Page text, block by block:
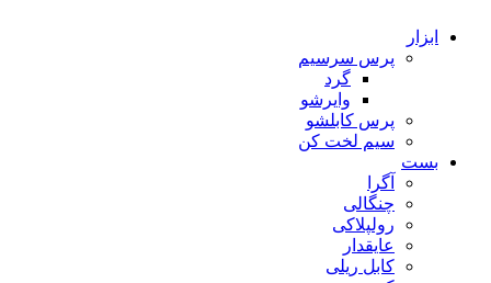
ابزار
پرس سرسیم
گرد
وایرشو
پرس کابلشو
سیم لخت کن
بست
آگرا
چنگالی
رولپلاکی
عایقدار
کابل ریلی